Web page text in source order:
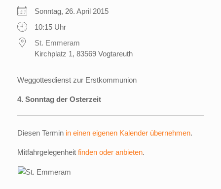
Sonntag, 26. April 2015
10:15 Uhr
St. Emmeram
Kirchplatz 1, 83569 Vogtareuth
Weggottesdienst zur Erstkommunion
4. Sonntag der Osterzeit
Diesen Termin in einen eigenen Kalender übernehmen.
Mitfahrgelegenheit finden oder anbieten.